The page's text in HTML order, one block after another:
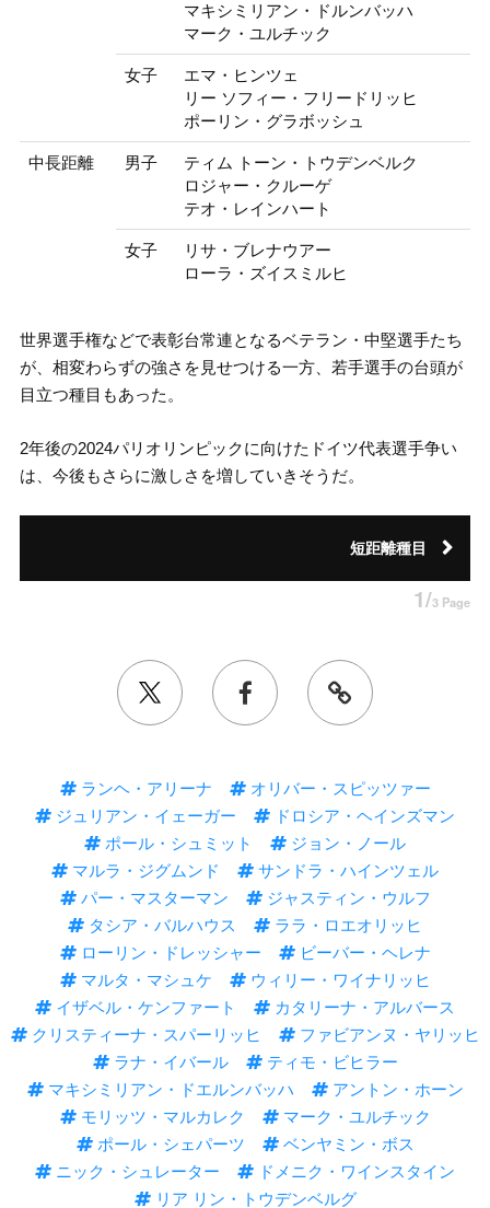
マキシミリアン・ドルンバッハ
マーク・ユルチック
女子
エマ・ヒンツェ
リー ソフィー・フリードリッヒ
ポーリン・グラボッシュ
中長距離 男子
ティム トーン・トウデンベルク
ロジャー・クルーゲ
テオ・レインハート
女子
リサ・ブレナウアー
ローラ・ズイスミルヒ
世界選手権などで表彰台常連となるベテラン・中堅選手たち
が、相変わらずの強さを見せつける一方、若手選手の台頭が
目立つ種目もあった。
2年後の2024パリオリンピックに向けたドイツ代表選手争い
は、今後もさらに激しさを増していきそうだ。
短距離種目
1/3 Page
ランヘ・アリーナ
オリバー・スピッツァー
ジュリアン・イェーガー
ドロシア・ヘインズマン
ポール・シュミット
ジョン・ノール
マルラ・ジグムンド
サンドラ・ハインツェル
パー・マスターマン
ジャスティン・ウルフ
タシア・バルハウス
ララ・ロエオリッヒ
ローリン・ドレッシャー
ビーバー・ヘレナ
マルタ・マシュケ
ウィリー・ワイナリッヒ
イザベル・ケンファート
カタリーナ・アルバース
クリスティーナ・スパーリッヒ
ファビアンヌ・ヤリッヒ
ラナ・イバール
ティモ・ビヒラー
マキシミリアン・ドエルンバッハ
アントン・ホーン
モリッツ・マルカレク
マーク・ユルチック
ポール・シェパーツ
ベンヤミン・ボス
ニック・シュレーター
ドメニク・ワインスタイン
リア リン・トウデンベルグ